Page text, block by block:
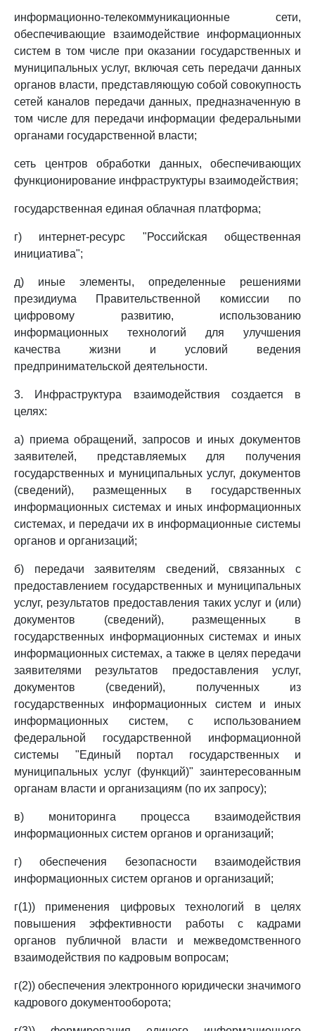
информационно-телекоммуникационные сети,
обеспечивающие взаимодействие информационных
систем в том числе при оказании государственных и
муниципальных услуг, включая сеть передачи данных
органов власти, представляющую собой совокупность
сетей каналов передачи данных, предназначенную в
том числе для передачи информации федеральными
органами государственной власти;
сеть центров обработки данных, обеспечивающих
функционирование инфраструктуры взаимодействия;
государственная единая облачная платформа;
г) интернет-ресурс "Российская общественная
инициатива";
д) иные элементы, определенные решениями
президиума Правительственной комиссии по
цифровому развитию, использованию
информационных технологий для улучшения
качества жизни и условий ведения
предпринимательской деятельности.
3. Инфраструктура взаимодействия создается в
целях:
а) приема обращений, запросов и иных документов
заявителей, представляемых для получения
государственных и муниципальных услуг, документов
(сведений), размещенных в государственных
информационных системах и иных информационных
системах, и передачи их в информационные системы
органов и организаций;
б) передачи заявителям сведений, связанных с
предоставлением государственных и муниципальных
услуг, результатов предоставления таких услуг и (или)
документов (сведений), размещенных в
государственных информационных системах и иных
информационных системах, а также в целях передачи
заявителями результатов предоставления услуг,
документов (сведений), полученных из
государственных информационных систем и иных
информационных систем, с использованием
федеральной государственной информационной
системы "Единый портал государственных и
муниципальных услуг (функций)" заинтересованным
органам власти и организациям (по их запросу);
в) мониторинга процесса взаимодействия
информационных систем органов и организаций;
г) обеспечения безопасности взаимодействия
информационных систем органов и организаций;
г(1)) применения цифровых технологий в целях
повышения эффективности работы с кадрами
органов публичной власти и межведомственного
взаимодействия по кадровым вопросам;
г(2)) обеспечения электронного юридически значимого
кадрового документооборота;